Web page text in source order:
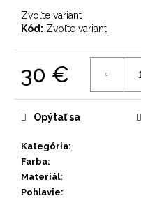
Zvoľte variant
Kód: Zvoľte variant
30 €
Kategória:
Farba:
Materiál:
Pohlavie:
Opýtať sa